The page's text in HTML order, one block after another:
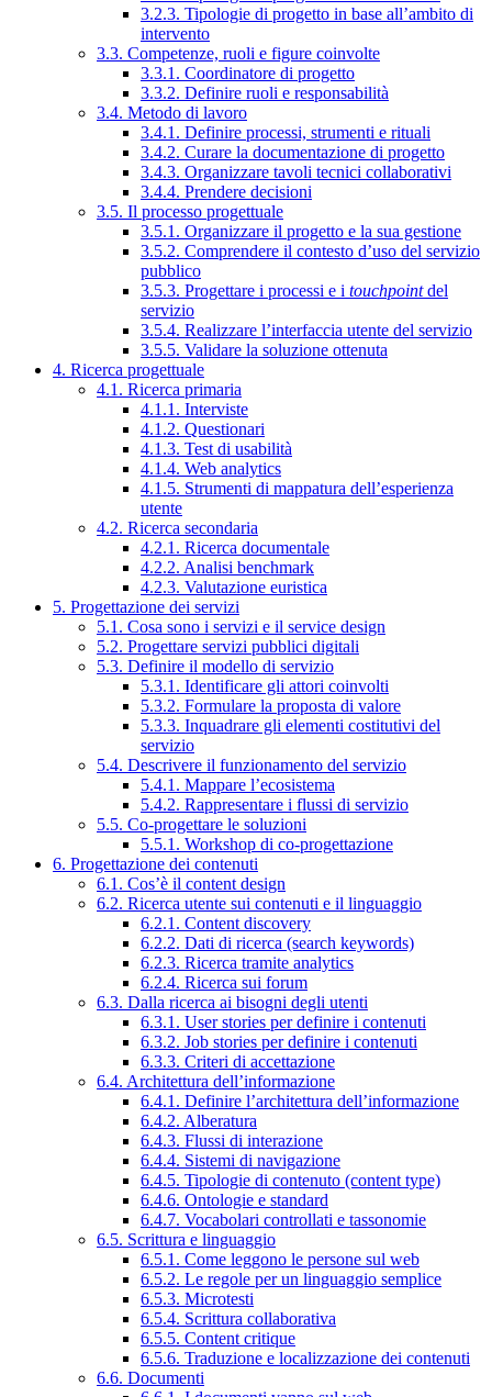
3.2.3. Tipologie di progetto in base all’ambito di
intervento
3.3. Competenze, ruoli e figure coinvolte
3.3.1. Coordinatore di progetto
3.3.2. Definire ruoli e responsabilità
3.4. Metodo di lavoro
3.4.1. Definire processi, strumenti e rituali
3.4.2. Curare la documentazione di progetto
3.4.3. Organizzare tavoli tecnici collaborativi
3.4.4. Prendere decisioni
3.5. Il processo progettuale
3.5.1. Organizzare il progetto e la sua gestione
3.5.2. Comprendere il contesto d’uso del servizio
pubblico
3.5.3. Progettare i processi e i touchpointdel
servizio
3.5.4. Realizzare l’interfaccia utente del servizio
3.5.5. Validare la soluzione ottenuta
4. Ricerca progettuale
4.1. Ricerca primaria
4.1.1. Interviste
4.1.2. Questionari
4.1.3. Test di usabilità
4.1.4. Web analytics
4.1.5. Strumenti di mappatura dell’esperienza
utente
4.2. Ricerca secondaria
4.2.1. Ricerca documentale
4.2.2. Analisi benchmark
4.2.3. Valutazione euristica
5. Progettazione dei servizi
5.1. Cosa sono i servizi e il service design
5.2. Progettare servizi pubblici digitali
5.3. Definire il modello di servizio
5.3.1. Identificare gli attori coinvolti
5.3.2. Formulare la proposta di valore
5.3.3. Inquadrare gli elementi costitutivi del
servizio
5.4. Descrivere il funzionamento del servizio
5.4.1. Mappare l’ecosistema
5.4.2. Rappresentare i flussi di servizio
5.5. Co-progettare le soluzioni
5.5.1. Workshop di co-progettazione
6. Progettazione dei contenuti
6.1. Cos’è il content design
6.2. Ricerca utente sui contenuti e il linguaggio
6.2.1. Content discovery
6.2.2. Dati di ricerca (search keywords)
6.2.3. Ricerca tramite analytics
6.2.4. Ricerca sui forum
6.3. Dalla ricerca ai bisogni degli utenti
6.3.1. User stories per definire i contenuti
6.3.2. Job stories per definire i contenuti
6.3.3. Criteri di accettazione
6.4. Architettura dell’informazione
6.4.1. Definire l’architettura dell’informazione
6.4.2. Alberatura
6.4.3. Flussi di interazione
6.4.4. Sistemi di navigazione
6.4.5. Tipologie di contenuto (content type)
6.4.6. Ontologie e standard
6.4.7. Vocabolari controllati e tassonomie
6.5. Scrittura e linguaggio
6.5.1. Come leggono le persone sul web
6.5.2. Le regole per un linguaggio semplice
6.5.3. Microtesti
6.5.4. Scrittura collaborativa
6.5.5. Content critique
6.5.6. Traduzione e localizzazione dei contenuti
6.6. Documenti